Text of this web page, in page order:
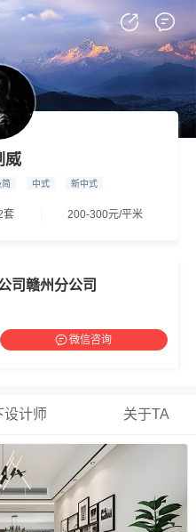
威
简 中式 新中式
套 200-300元/平米
司赣州分公司
微信咨询
设计师 关于TA